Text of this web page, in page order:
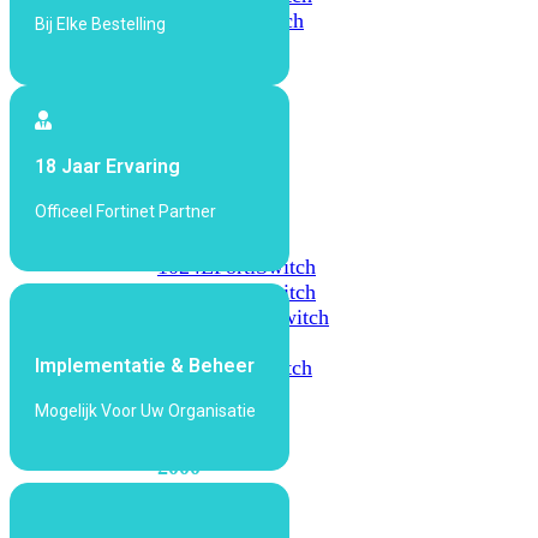
648F
FortiSwitch
1000
1024EFortiSwitch
FortiSwitch
FortiSwitch
FPOEFortiSwitch
2000
Bij Elke Bestelling
18 Jaar Ervaring
Officeel Fortinet Partner
Implementatie & Beheer
Mogelijk Voor Uw Organisatie